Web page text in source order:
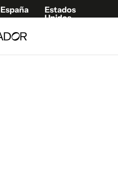
España
Estados
Unidos